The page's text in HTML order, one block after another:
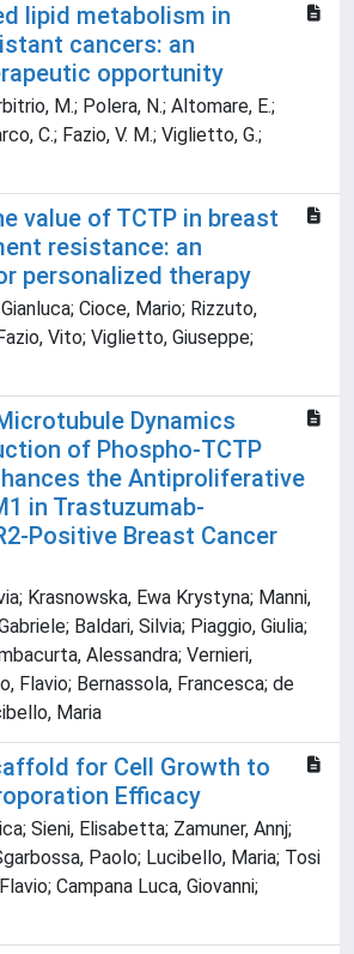
lipid metabolism in
cancers: an
opportunity
M.; Polera, N.; Altomare, E.;
C.; Fazio, V. M.; Viglietto, G.;
value of TCTP in breast
resistance: an
personalized therapy
Cioce, Mario; Rizzuto,
Vito; Viglietto, Giuseppe;
Dynamics
of Phospho-TCTP
the Antiproliferative
in Trastuzumab-
Positive Breast Cancer
Krasnowska, Ewa Krystyna; Manni,
Baldari, Silvia; Piaggio, Giulia;
Alessandra; Vernieri,
Flavio; Bernassola, Francesca; de
Maria
for Cell Growth to
Efficacy
Sieni, Elisabetta; Zamuner, Annj;
Paolo; Lucibello, Maria; Tosi
Campana Luca, Giovanni;